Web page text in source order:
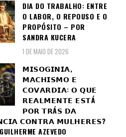
DIA DO TRABALHO: ENTRE
O LABOR, O REPOUSO E O
PROPÓSITO – POR
SANDRA KUCERA
1 DE MAIO DE 2026
𝗠𝗜𝗦𝗢𝗚𝗜𝗡𝗜𝗔,
𝗠𝗔𝗖𝗛𝗜𝗦𝗠𝗢 𝗘
𝗖𝗢𝗩𝗔𝗥𝗗𝗜𝗔: 𝗢 𝗤𝗨𝗘
𝗥𝗘𝗔𝗟𝗠𝗘𝗡𝗧𝗘 𝗘𝗦𝗧Á
𝗣𝗢𝗥 𝗧𝗥Á𝗦 𝗗𝗔
𝗖𝗢𝗡𝗧𝗥𝗔 𝗠𝗨𝗟𝗛𝗘𝗥𝗘𝗦?
AZEVEDO